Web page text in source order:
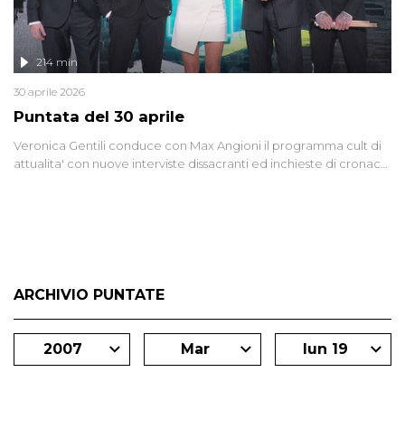
Puntata del 30 aprile
214 min
30 aprile 2026
Veronica Gentili conduce con Max Angioni il programma cult di
attualita' con nuove interviste dissacranti ed inchieste di cronaca
ARCHIVIO PUNTATE
2007 Mar lun 19